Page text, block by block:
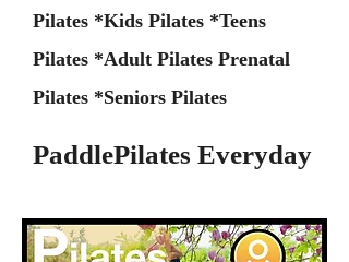
Pilates *Kids Pilates *Teens
Pilates *Adult Pilates Prenatal
Pilates *Seniors Pilates
PaddlePilates Everyday